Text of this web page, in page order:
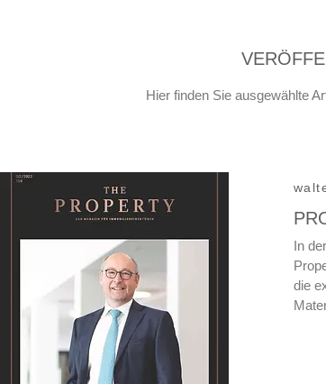
Hier finden Sie ausgewählte
In
die